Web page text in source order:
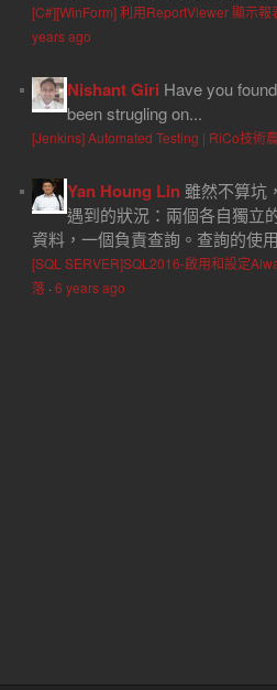
[C#][WinForm] 利用ReportViewer 顯示
years ago
Nishant Giri Have you
been strugling on...
[Jenkins] Automated Testing | RiCo技術
Yan Houng Lin 雖然不算坑
遇到的狀況：兩個各自獨立
資料，一個負責查詢。查詢的使
[SQL SERVER]SQL2016-啟用和設定
落· 6 years ago